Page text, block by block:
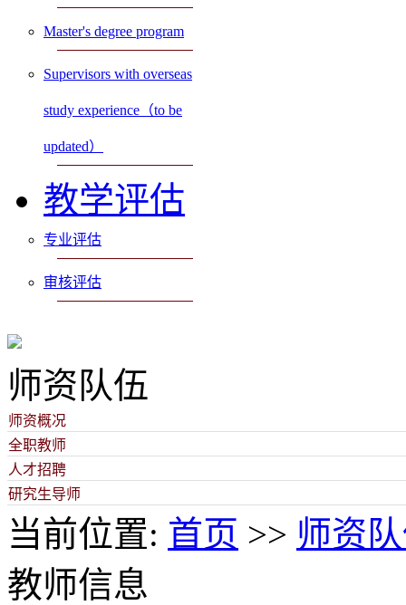
Master's degree program
Supervisors with overseas
study experience（to be
updated）
教学评估
专业评估
审核评估
师资队伍
师资概况
全职教师
人才招聘
研究生导师
当前位置: 首页 >> 师资
教师信息